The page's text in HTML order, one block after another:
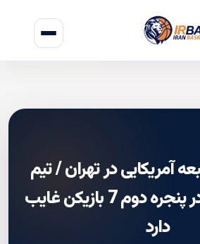
آمریکایی در تهران / تیم
ملی بسکتبال در پنجره دوم 7 بازیکن غایب
دارد